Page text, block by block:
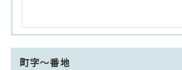
町字～番地